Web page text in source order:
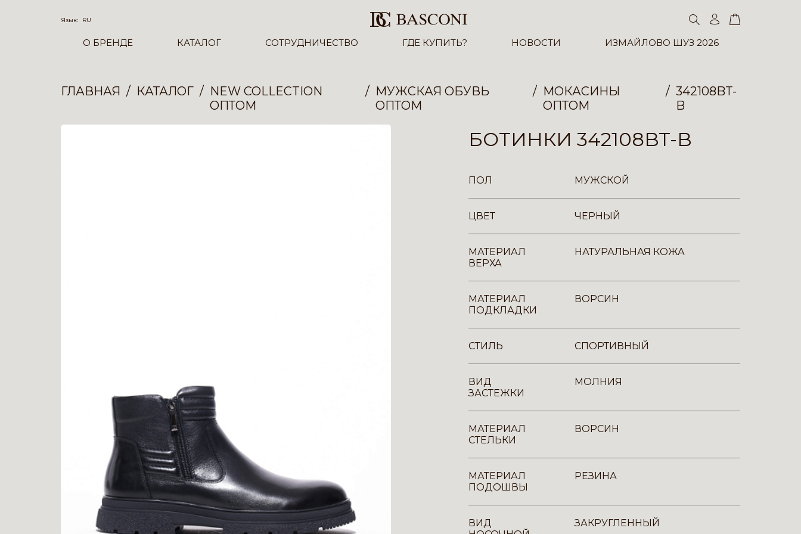
Язык: RU
О БРЕНДЕ КАТАЛОГ СОТРУДНИЧЕСТВО ГДЕ КУПИТЬ? НОВОСТИ ИЗМАЙЛОВО ШУЗ 2026
ГЛАВНАЯ КАТАЛОГ
NEW COLLECTION
ОПТОМ
МУЖСКАЯ ОБУВЬ
ОПТОМ
МОКАСИНЫ
ОПТОМ
342108BT-
B
БОТИНКИ 342108BT-B
ПОЛ МУЖСКОЙ
ЦВЕТ ЧЕРНЫЙ
МАТЕРИАЛ
ВЕРХА
НАТУРАЛЬНАЯ КОЖА
МАТЕРИАЛ
ПОДКЛАДКИ
ВОРСИН
СТИЛЬ СПОРТИВНЫЙ
ВИД
ЗАСТЕЖКИ
МОЛНИЯ
МАТЕРИАЛ
СТЕЛЬКИ
ВОРСИН
МАТЕРИАЛ
ПОДОШВЫ
РЕЗИНА
ВИД
ЗАКРУГЛЕННЫЙ